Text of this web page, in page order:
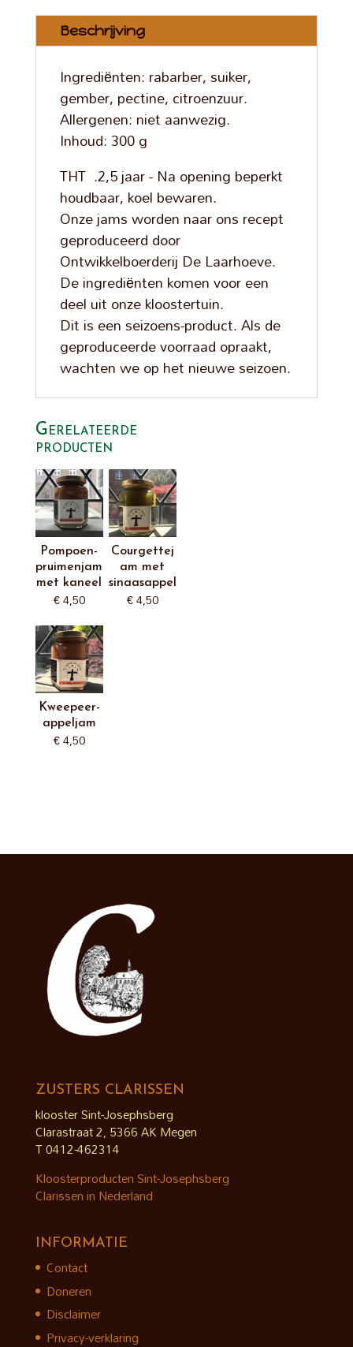
Beschrijving
Ingrediënten: rabarber, suiker,
gember, pectine, citroenzuur.
Allergenen: niet aanwezig.
Inhoud: 300 g
THT .2,5 jaar - Na opening beperkt
houdbaar, koel bewaren.
Onze jams worden naar ons recept
geproduceerd door
Ontwikkelboerderij De Laarhoeve.
De ingrediënten komen voor een
deel uit onze kloostertuin.
Dit is een seizoens-product. Als de
geproduceerde voorraad opraakt,
wachten we op het nieuwe seizoen.
Gerelateerde
producten
Pompoen-
pruimenjam
met kaneel
€4,50
Courgettej
am met
sinaasappel
€4,50
Kweepeer-
appeljam
€4,50
ZUSTERS CLARISSEN
klooster Sint-Josephsberg
Clarastraat 2, 5366 AK Megen
T 0412-462314
Kloosterproducten Sint-Josephsberg
Clarissen in Nederland
INFORMATIE
Contact
Doneren
Disclaimer
Privacy-verklaring